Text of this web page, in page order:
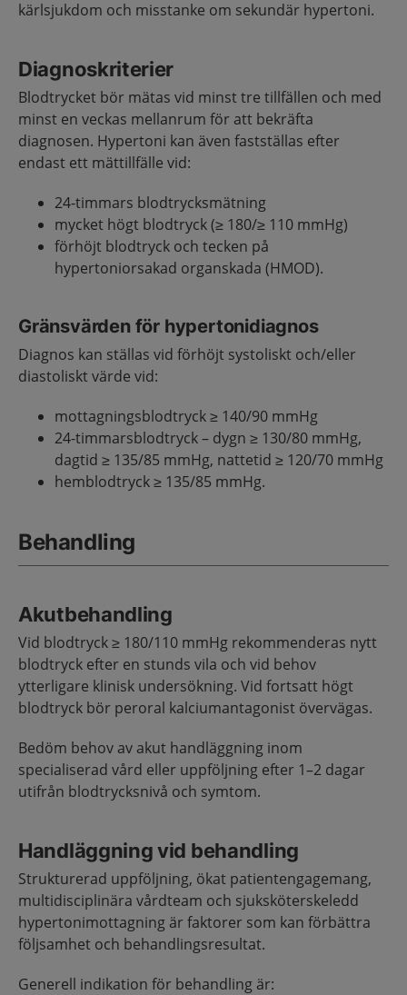
kärlsjukdom och misstanke om sekundär hypertoni.
Diagnoskriterier
Blodtrycket bör mätas vid minst tre tillfällen och med
minst en veckas mellanrum för att bekräfta
diagnosen. Hypertoni kan även fastställas efter
endast ett mättillfälle vid:
24-timmars blodtrycksmätning
mycket högt blodtryck (≥ 180/≥ 110 mmHg)
förhöjt blodtryck och tecken på
hypertoniorsakad organskada (HMOD).
Gränsvärden för hypertonidiagnos
Diagnos kan ställas vid förhöjt systoliskt och/eller
diastoliskt värde vid:
mottagningsblodtryck ≥ 140/90 mmHg
24-timmarsblodtryck – dygn ≥ 130/80 mmHg,
dagtid ≥ 135/85 mmHg, nattetid ≥ 120/70 mmHg
hemblodtryck ≥ 135/85 mmHg.
Behandling
Akutbehandling
Vid blodtryck ≥ 180/110 mmHg rekommenderas nytt
blodtryck efter en stunds vila och vid behov
ytterligare klinisk undersökning. Vid fortsatt högt
blodtryck bör peroral kalciumantagonist övervägas.
Bedöm behov av akut handläggning inom
specialiserad vård eller uppföljning efter 1–2 dagar
utifrån blodtrycksnivå och symtom.
Handläggning vid behandling
Strukturerad uppföljning, ökat patientengagemang,
multidisciplinära vårdteam och sjuksköterskeledd
hypertonimottagning är faktorer som kan förbättra
följsamhet och behandlingsresultat.
Generell indikation för behandling är: